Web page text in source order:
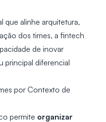
que alinhe arquitetura,
dos times, a fintech
de inovar
principal diferencial
por Contexto de
permite organizar